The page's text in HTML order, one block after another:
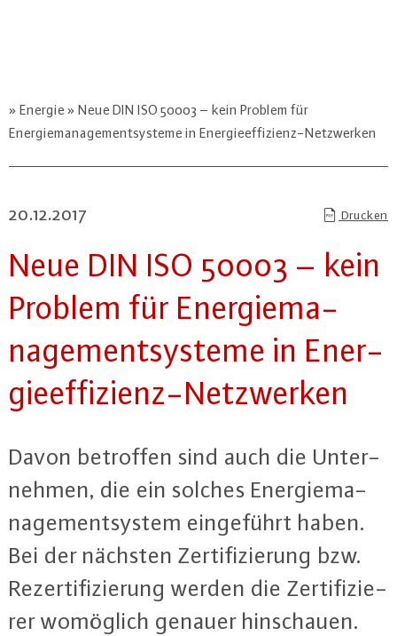
Energie
Neue DIN ISO 50003 – kein Problem für
Energiemanagementsysteme in Energieeffizienz-Netzwerken
20.12.2017 Drucken
Neue DIN ISO 50003 – kein
Problem für En­er­gie­ma­
nage­ment­sys­te­me in En­er­
gie­ef­fi­zi­enz-Netz­wer­ken
Davon betroffen sind auch die Un­ter­
neh­men, die ein solches En­er­gie­ma­
nage­ment­sys­tem ein­ge­führt haben.
Bei der nächsten Zer­ti­fi­zie­rung bzw.
Re­zer­ti­fi­zie­rung werden die Zer­ti­fi­zie­
rer womöglich genauer hin­schau­en.